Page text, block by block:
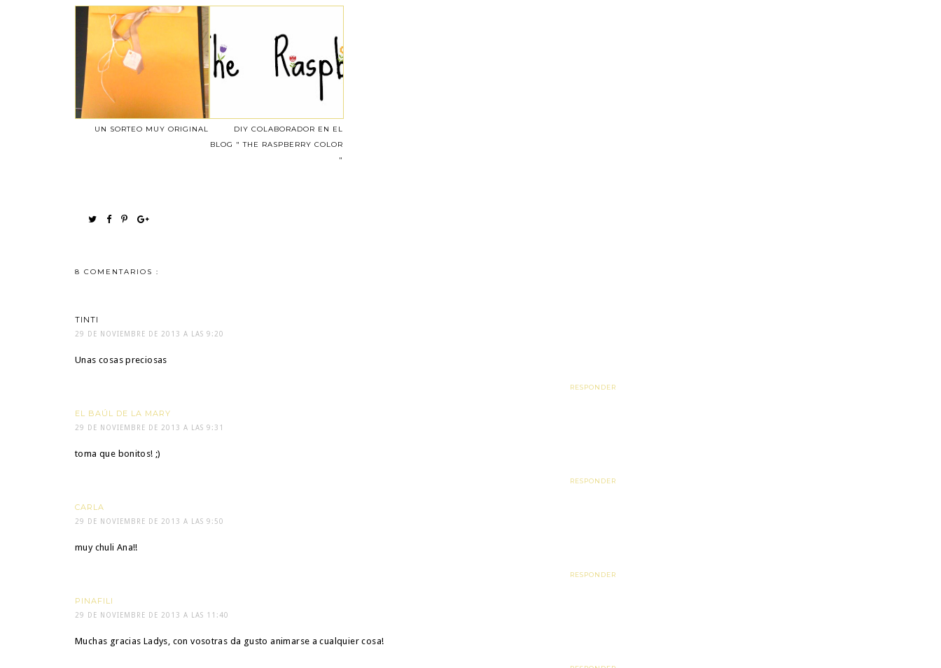
UN SORTEO MUY ORIGINAL
DIY COLABORADOR EN EL
BLOG " THE RASPBERRY COLOR
"
8 COMENTARIOS :
TINTI
29 DE NOVIEMBRE DE 2013 A LAS 9:20
Unas cosas preciosas
RESPONDER
EL BAÚL DE LA MARY
29 DE NOVIEMBRE DE 2013 A LAS 9:31
toma que bonitos! ;)
RESPONDER
CARLA
29 DE NOVIEMBRE DE 2013 A LAS 9:50
muy chuli Ana!!
RESPONDER
PINAFILI
29 DE NOVIEMBRE DE 2013 A LAS 11:40
Muchas gracias Ladys, con vosotras da gusto animarse a cualquier cosa!